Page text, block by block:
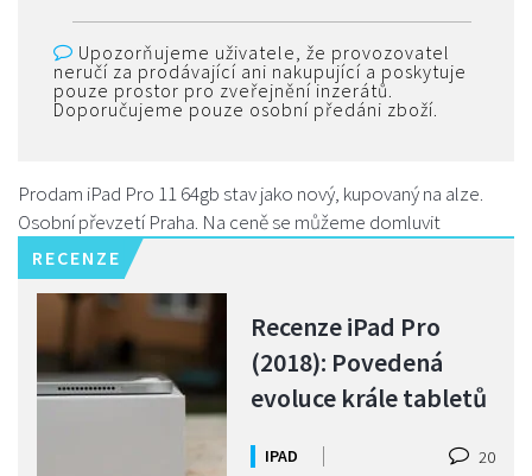
Upozorňujeme uživatele, že provozovatel
neručí za prodávající ani nakupující a poskytuje
pouze prostor pro zveřejnění inzerátů.
Doporučujeme pouze osobní předáni zboží.
Prodam iPad Pro 11 64gb stav jako nový, kupovaný na alze.
Osobní převzetí Praha. Na ceně se můžeme domluvit
RECENZE
Recenze iPad Pro
(2018): Povedená
evoluce krále tabletů
IPAD 20